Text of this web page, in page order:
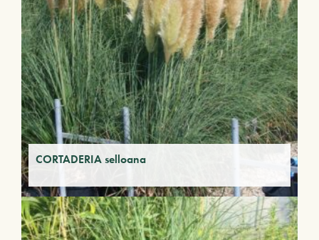
CORTADERIA selloana